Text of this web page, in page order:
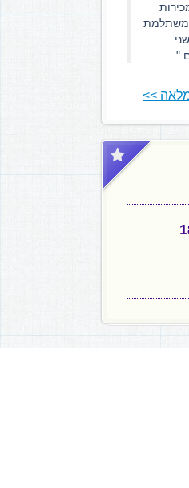
ומשתלמת
>>